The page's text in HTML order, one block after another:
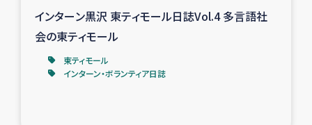
居場所づくり
インターン黒沢 東ティモール日誌Vol.4 多言語社
会の東ティモール
東ティモール
インターン・ボランティア日誌